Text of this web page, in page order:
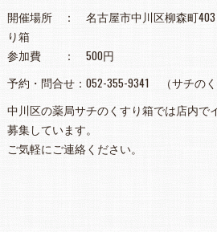
開催場所 ： 名古屋市中川区柳森町
り箱
参加費 ： 500円
予約・問合せ：052-355-9341 （サチのく
中川区の薬局サチのくすり箱では店内で
募集しています。
ご気軽にご連絡ください。